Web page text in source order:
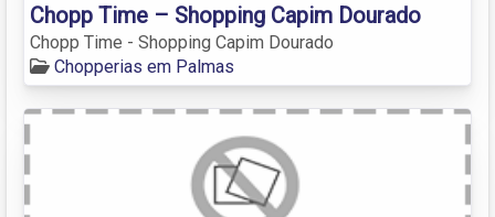
Chopp Time – Shopping Capim Dourado
Chopp Time - Shopping Capim Dourado
Chopperias em Palmas